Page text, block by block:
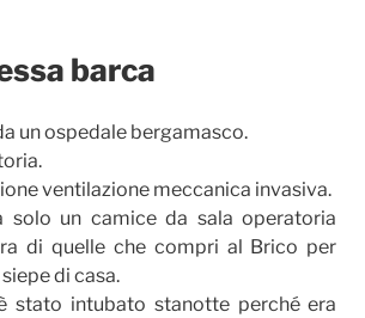
barca
un ospedale bergamasco.
ventilazione meccanica invasiva.
solo un camice da sala operatoria
di quelle che compri al Brico per
di casa.
stato intubato stanotte perché era